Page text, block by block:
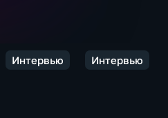
Интервью Интервью